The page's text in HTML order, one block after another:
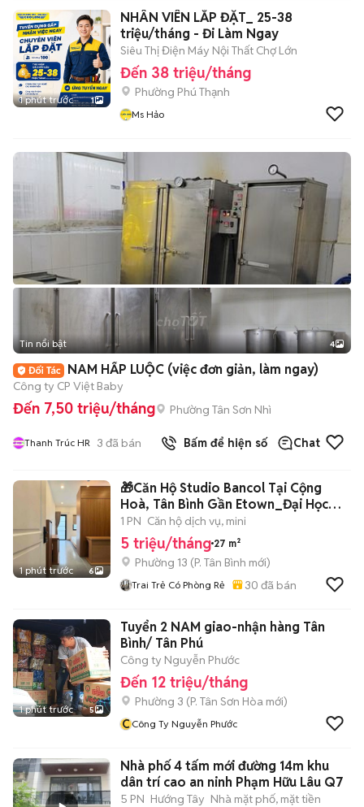
1 phút trước 1
NHÂN VIÊN LẮP ĐẶT_ 25-38
triệu/tháng - Đi Làm Ngay
Siêu Thị Điện Máy Nội Thất Chợ Lớn
Đến 38 triệu/tháng
Phường Phú Thạnh
Ms Hảo
Tin nổi bật 4
NAM HẤP LUỘC (việc đơn giản, làm ngay)
Công ty CP Việt Baby
Đến 7,50 triệu/tháng Phường Tân Sơn Nhì
Thanh Trúc HR 3 đã bán Bấm để hiện số Chat
1 phút trước 6
🎁Căn Hộ Studio Bancol Tại Cộng
Hoà, Tân Bình Gần Etown_Đại Học
VVA
1 PN Căn hộ dịch vụ, mini
5 triệu/tháng 27 m²
Phường 13 (P. Tân Bình mới)
Trai Trẻ Có Phòng Rẻ 30 đã bán
1 phút trước 5
Tuyển 2 NAM giao-nhận hàng Tân
Bình/ Tân Phú
Công ty Nguyễn Phước
Đến 12 triệu/tháng
Phường 3 (P. Tân Sơn Hòa mới)
CCông Ty Nguyễn Phước
Nhà phố 4 tấm mới đường 14m khu
dân trí cao an ninh Phạm Hữu Lâu Q7
5 PN Hướng Tây Nhà mặt phố, mặt tiền